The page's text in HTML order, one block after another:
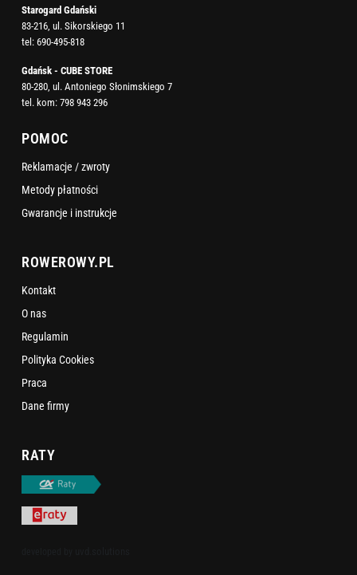
Starogard Gdański
83-216, ul. Sikorskiego 11
tel: 690-495-818
Gdańsk - CUBE STORE
80-280, ul. Antoniego Słonimskiego 7
tel. kom: 798 943 296
POMOC
Reklamacje / zwroty
Metody płatności
Gwarancje i instrukcje
ROWEROWY.PL
Kontakt
O nas
Regulamin
Polityka Cookies
Praca
Dane firmy
RATY